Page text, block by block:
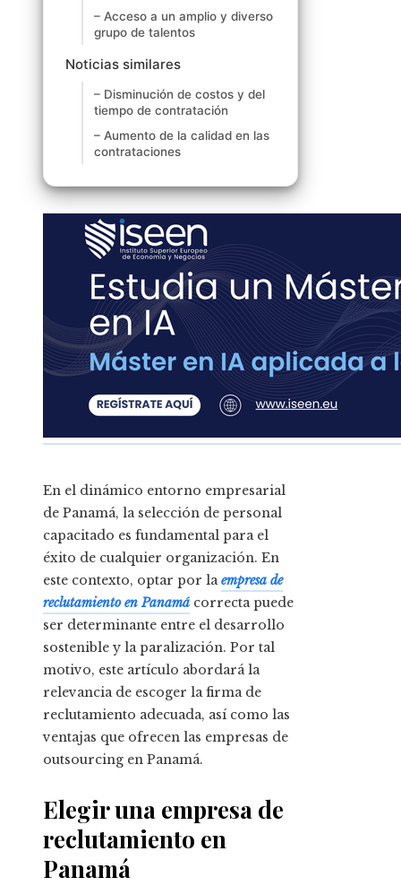
– Acceso a un amplio y diverso
grupo de talentos
Noticias similares
– Disminución de costos y del
tiempo de contratación
– Aumento de la calidad en las
contrataciones
En el dinámico entorno empresarial
de Panamá, la selección de personal
capacitado es fundamental para el
éxito de cualquier organización. En
este contexto, optar por laempresa de
reclutamiento en Panamá correcta puede
ser determinante entre el desarrollo
sostenible y la paralización. Por tal
motivo, este artículo abordará la
relevancia de escoger la firma de
reclutamiento adecuada, así como las
ventajas que ofrecen las empresas de
outsourcing en Panamá.
Elegir una empresa de
reclutamiento en
Panamá